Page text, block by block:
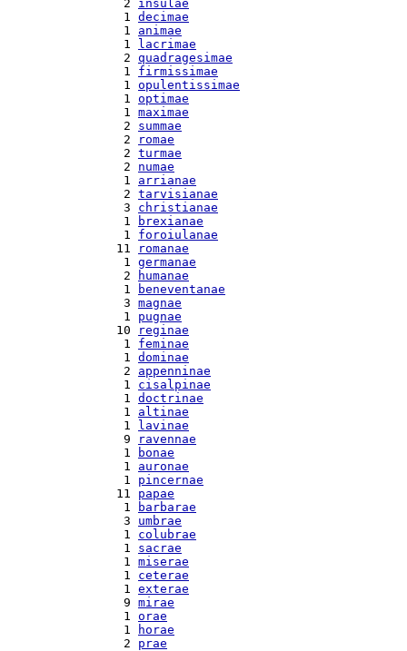
  2
insulae
  1
decimae
  1
animae
  1
lacrimae
  2
quadragesimae
  1
firmissimae
  1
opulentissimae
  1
optimae
  1
maximae
  2
summae
  2
romae
  2
turmae
  2
numae
  1
arrianae
  2
tarvisianae
  3
christianae
  1
brexianae
  1
foroiulanae
11
romanae
  1
germanae
  2
humanae
  1
beneventanae
  3
magnae
  1
pugnae
10
reginae
  1
feminae
  1
dominae
  2
appenninae
  1
cisalpinae
  1
doctrinae
  1
altinae
  1
lavinae
  9
ravennae
  1
bonae
  1
auronae
  1
pincernae
11 papae
  1
barbarae
  3
umbrae
  1
colubrae
  1
sacrae
  1
miserae
  1
ceterae
  1
exterae
  9
mirae
  1
orae
  1
horae
  2
prae